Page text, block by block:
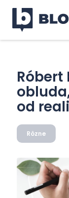
Róbert
od
Rôzne